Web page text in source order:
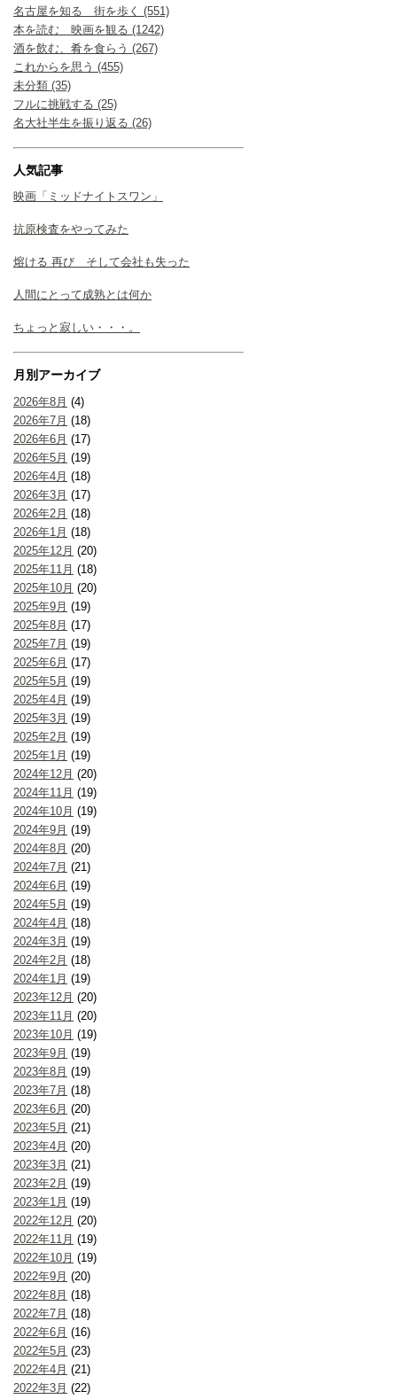
名古屋を知る 街を歩く (551)
本を読む 映画を観る (1242)
酒を飲む、肴を食らう (267)
これからを思う (455)
未分類 (35)
フルに挑戦する (25)
名大社半生を振り返る (26)
人気記事
映画「ミッドナイトスワン」
抗原検査をやってみた
熔ける 再び そして会社も失った
人間にとって成熟とは何か
ちょっと寂しい・・・。
月別アーカイブ
2026年8月 (4)
2026年7月 (18)
2026年6月 (17)
2026年5月 (19)
2026年4月 (18)
2026年3月 (17)
2026年2月 (18)
2026年1月 (18)
2025年12月 (20)
2025年11月 (18)
2025年10月 (20)
2025年9月 (19)
2025年8月 (17)
2025年7月 (19)
2025年6月 (17)
2025年5月 (19)
2025年4月 (19)
2025年3月 (19)
2025年2月 (19)
2025年1月 (19)
2024年12月 (20)
2024年11月 (19)
2024年10月 (19)
2024年9月 (19)
2024年8月 (20)
2024年7月 (21)
2024年6月 (19)
2024年5月 (19)
2024年4月 (18)
2024年3月 (19)
2024年2月 (18)
2024年1月 (19)
2023年12月 (20)
2023年11月 (20)
2023年10月 (19)
2023年9月 (19)
2023年8月 (19)
2023年7月 (18)
2023年6月 (20)
2023年5月 (21)
2023年4月 (20)
2023年3月 (21)
2023年2月 (19)
2023年1月 (19)
2022年12月 (20)
2022年11月 (19)
2022年10月 (19)
2022年9月 (20)
2022年8月 (18)
2022年7月 (18)
2022年6月 (16)
2022年5月 (23)
2022年4月 (21)
2022年3月 (22)